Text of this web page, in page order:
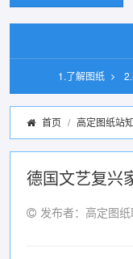
1.了解图纸
首页 高定图纸站
德国文艺复兴
发布者：高定图纸